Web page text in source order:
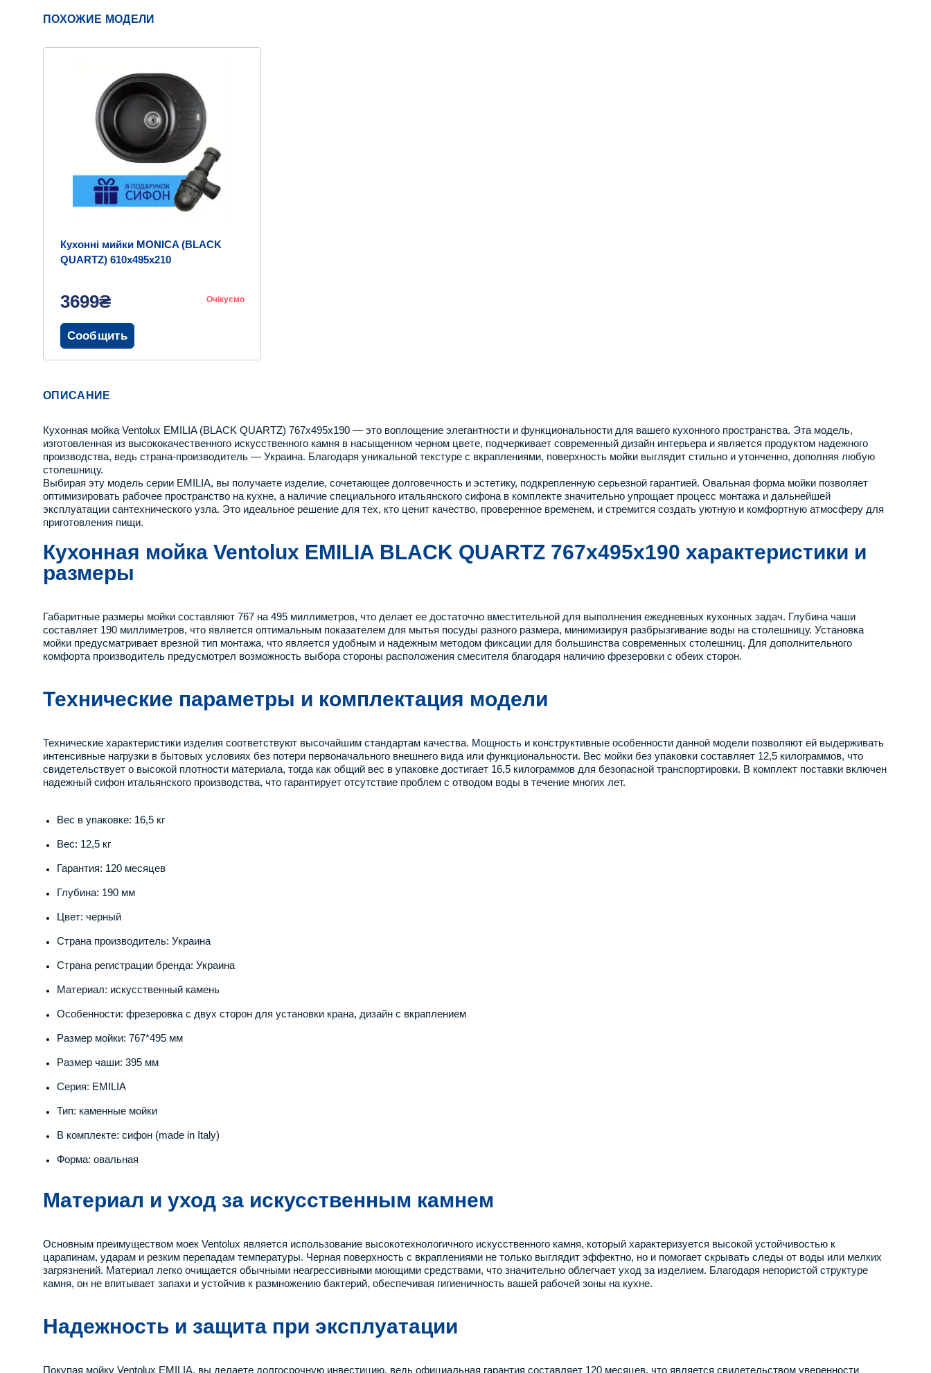
ПОХОЖИЕ МОДЕЛИ
Кухонні мийки MONICA (BLACK
QUARTZ) 610x495x210
3699₴ Очікуємо
Сообщить
ОПИСАНИЕ
Кухонная мойка Ventolux EMILIA (BLACK QUARTZ) 767x495x190 — это воплощение элегантности и функциональности для вашего кухонного пространства. Эта модель,
изготовленная из высококачественного искусственного камня в насыщенном черном цвете, подчеркивает современный дизайн интерьера и является продуктом надежного
производства, ведь страна-производитель — Украина. Благодаря уникальной текстуре с вкраплениями, поверхность мойки выглядит стильно и утонченно, дополняя любую
столешницу.
Выбирая эту модель серии EMILIA, вы получаете изделие, сочетающее долговечность и эстетику, подкрепленную серьезной гарантией. Овальная форма мойки позволяет
оптимизировать рабочее пространство на кухне, а наличие специального итальянского сифона в комплекте значительно упрощает процесс монтажа и дальнейшей
эксплуатации сантехнического узла. Это идеальное решение для тех, кто ценит качество, проверенное временем, и стремится создать уютную и комфортную атмосферу для
приготовления пищи.
Кухонная мойка Ventolux EMILIA BLACK QUARTZ 767x495x190 характеристики и
размеры
Габаритные размеры мойки составляют 767 на 495 миллиметров, что делает ее достаточно вместительной для выполнения ежедневных кухонных задач. Глубина чаши
составляет 190 миллиметров, что является оптимальным показателем для мытья посуды разного размера, минимизируя разбрызгивание воды на столешницу. Установка
мойки предусматривает врезной тип монтажа, что является удобным и надежным методом фиксации для большинства современных столешниц. Для дополнительного
комфорта производитель предусмотрел возможность выбора стороны расположения смесителя благодаря наличию фрезеровки с обеих сторон.
Технические параметры и комплектация модели
Технические характеристики изделия соответствуют высочайшим стандартам качества. Мощность и конструктивные особенности данной модели позволяют ей выдерживать
интенсивные нагрузки в бытовых условиях без потери первоначального внешнего вида или функциональности. Вес мойки без упаковки составляет 12,5 килограммов, что
свидетельствует о высокой плотности материала, тогда как общий вес в упаковке достигает 16,5 килограммов для безопасной транспортировки. В комплект поставки включен
надежный сифон итальянского производства, что гарантирует отсутствие проблем с отводом воды в течение многих лет.
Вес в упаковке: 16,5 кг
Вес: 12,5 кг
Гарантия: 120 месяцев
Глубина: 190 мм
Цвет: черный
Страна производитель: Украина
Страна регистрации бренда: Украина
Материал: искусственный камень
Особенности: фрезеровка с двух сторон для установки крана, дизайн с вкраплением
Размер мойки: 767*495 мм
Размер чаши: 395 мм
Серия: EMILIA
Тип: каменные мойки
В комплекте: сифон (made in Italy)
Форма: овальная
Материал и уход за искусственным камнем
Основным преимуществом моек Ventolux является использование высокотехнологичного искусственного камня, который характеризуется высокой устойчивостью к
царапинам, ударам и резким перепадам температуры. Черная поверхность с вкраплениями не только выглядит эффектно, но и помогает скрывать следы от воды или мелких
загрязнений. Материал легко очищается обычными неагрессивными моющими средствами, что значительно облегчает уход за изделием. Благодаря непористой структуре
камня, он не впитывает запахи и устойчив к размножению бактерий, обеспечивая гигиеничность вашей рабочей зоны на кухне.
Надежность и защита при эксплуатации
Покупая мойку Ventolux EMILIA, вы делаете долгосрочную инвестицию, ведь официальная гарантия составляет 120 месяцев, что является свидетельством уверенности